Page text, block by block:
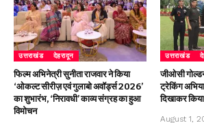
उत्तराखंड देहरादून
फिल्म अभिनेत्री सुनीता राजवार ने किया
‘ओकल्ट सीरीज़ एवं गुलाबो अवॉर्ड्स 2026’
का शुभारंभ, ‘निरावधी’ काव्य संग्रह का हुआ
विमोचन
उत्तराखंड
जीओसी
ट्रेकिंग
दिखाकर किया
August 1,